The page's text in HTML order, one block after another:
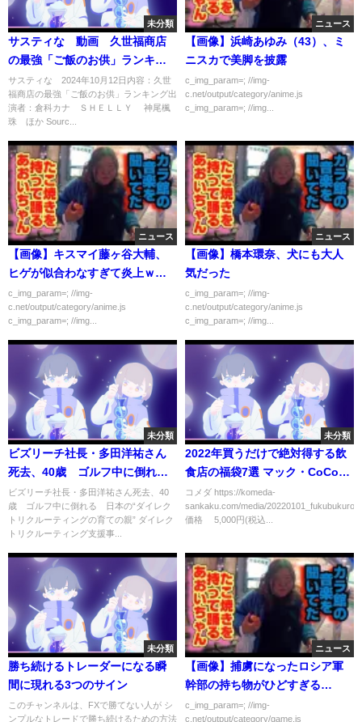
未分類
サスティな 動画 久世福商店
の最強「ご飯のお供」ランキン
グ 10月12日
サスティな 2024年10月12日内容：久世
福商店の最強「ご飯のお供」ランキング出
演者：倉科カナ ＳＨＥＬＬＹ 神尾楓
珠 ほか Sourc...
ニュース
【画像】浜崎あゆみ（43）、ミ
ニスカで美脚を披露
c_img_param=; //img-
c.net/output/category/anime.js
c_img_param=; //img...
ニュース
【画像】キスマイ藤ヶ谷大輔、
ヒゲが似合わなすぎて炎上ｗｗ
ｗｗｗ
c_img_param=; //img-
c.net/output/category/anime.js
c_img_param=; //img...
ニュース
【画像】橋本環奈、犬にも大人
気だった
c_img_param=; //img-
c.net/output/category/anime.js
c_img_param=; //img...
未分類
ビズリーチ社長・多田洋祐さん
死去、40歳 ゴルフ中に倒れ
る 日本の“ダイレクトリクルー
ティングの育ての親”
ビズリーチ社長・多田洋祐さん死去、40
歳 ゴルフ中に倒れる 日本の“ダイレク
トリクルーティングの育ての親” ダイレク
トリクルーティング支援事...
未分類
2022年買うだけで絶対得する飲
食店の福袋7選 マック・CoCo
壱・ミスド・銀だこ￼
コメダ https://komeda-
sankaku.com/media/20220101_fukubukuro
価格 5,000円(税込...
未分類
勝ち続けるトレーダーになる瞬
間に現れる3つのサイン
このチャンネルは、FXで勝てない人が シ
ンプルなトレードで勝ち続けるための方法
ニュース
【画像】捕虜になったロシア軍
幹部の持ち物がひどすぎる…
c_img_param=; //img-
c.net/output/category/game.js